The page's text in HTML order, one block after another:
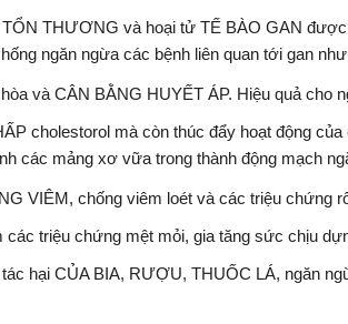
THƯƠNG và hoại tử TẾ BÀO GAN
ngăn ngừa các bệnh liên quan tới gan
và CÂN BẰNG HUYẾT ÁP. Hiệu quả cho
cholestorol mà còn thúc đẩy hoạt động
các mảng xơ vữa trong thành động mạch
VIÊM, chống viêm loét và các triệu chứng
các triệu chứng mệt mỏi, gia tăng sức chịu
hại CỦA BIA, RƯỢU, THUỐC LÁ, ngăn